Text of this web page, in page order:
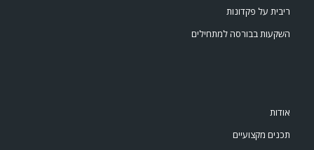
ריבית על פקדונות
השקעות בבורסה למתחילים
אודות
תכנים מקצועיים